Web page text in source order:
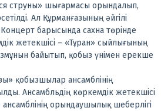
струны» шығармасы орындалып,
Ал Құрманғазының әйгілі
Концерт барысында сахна төрінде
жетекшісі – «Тұран» сыйлығының
байытып, қобыз үнімен ерекше
қобызшылар ансамблінің
Ансамбльдің көркемдік жетекшісі
орындаушылық шеберлігі